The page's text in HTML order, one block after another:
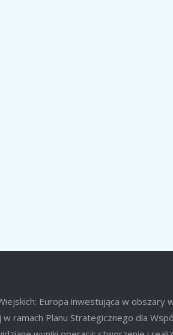
Europa inwestująca w
w ramach Planu Strategicznego dla